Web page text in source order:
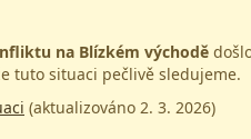
na Blízkém východě
tuto situaci pečlivě sledujeme.
(aktualizováno 2. 3. 2026)